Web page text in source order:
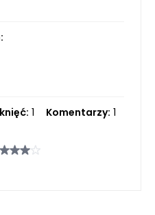
1 Komentarzy: 1